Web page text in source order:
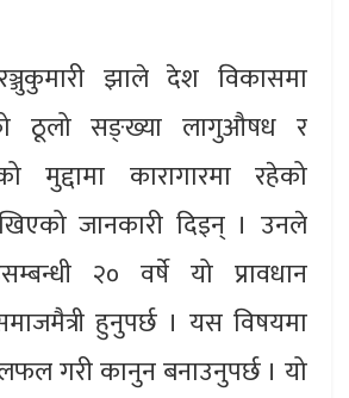
झाले देश विकासमा
ठूलो सङ्ख्या लागुऔषध र
मुद्दामा कारागारमा रहेको
जानकारी दिइन् । उनले
२० वर्षे यो प्रावधान
हुनुपर्छ । यस विषयमा
गरी कानुन बनाउनुपर्छ । यो